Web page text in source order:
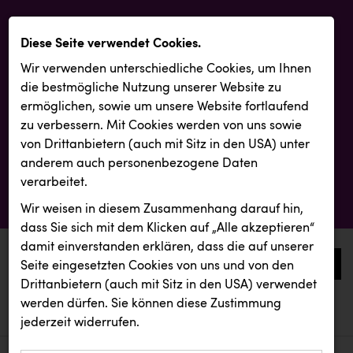
0
aktuelle aussendungen
aktuelle aussendungen
Diese Seite verwendet Cookies.
Wir verwenden unterschiedliche Cookies, um Ihnen
die best­mögliche Nutzung unserer Website zu
ermöglichen, sowie um unsere Website fortlaufend
zu verbessern. Mit Cookies werden von uns sowie
von Drittanbietern (auch mit Sitz in den USA) unter
anderem auch personenbezogene Daten
verarbeitet.
Wir weisen in diesem Zusammenhang darauf hin,
dass Sie sich mit dem Klicken auf „Alle akzeptieren“
damit ein­ver­standen erklären, dass die auf unserer
Seite eingesetzten Cookies von uns und von den
Drittanbietern (auch mit Sitz in den USA) verwendet
werden dürfen. Sie können diese Zustimmung
jederzeit widerrufen.